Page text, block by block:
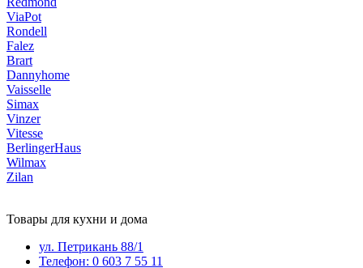
ViaPot
Rondell
Falez
Brart
Dannyhome
Vaisselle
Simax
Vinzer
Vitesse
BerlingerHaus
Wilmax
Zilan
Товары для кухни и дома
ул. Петрикань 88/1
Телефон: 0 603 7 55 11